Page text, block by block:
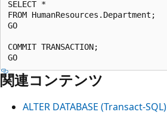
SELECT *
FROM HumanResources.Department;
GO
COMMIT TRANSACTION;
関連コンテンツ
ALTER DATABASE (Transact-SQL)